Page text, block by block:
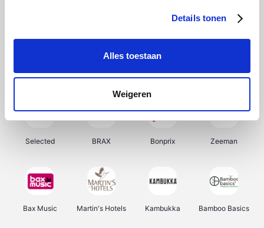
Details tonen
Alles toestaan
Weigeren
Samsung My Jewellery Delonghi Tennis Point
Selected BRAX Bonprix Zeeman
Bax Music Martin's Hotels Kambukka Bamboo Basics